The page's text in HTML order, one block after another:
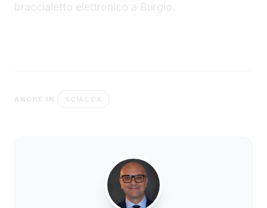
braccialetto elettronico a Burgio.
ANCHE IN SCIACCA